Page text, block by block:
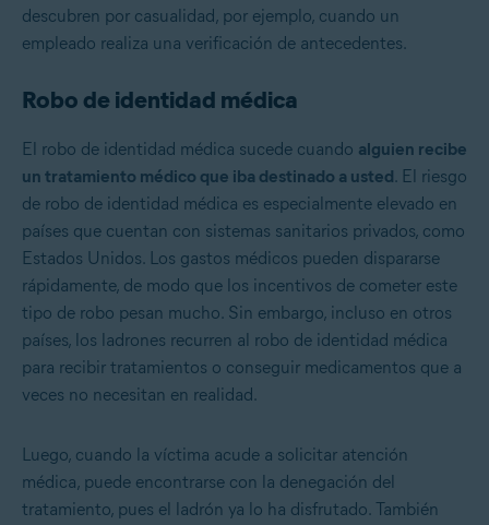
descubren por casualidad, por ejemplo, cuando un
empleado realiza una verificación de antecedentes.
Robo de identidad médica
El robo de identidad médica sucede cuando alguien recibe
un tratamiento médico que iba destinado a usted. El riesgo
de robo de identidad médica es especialmente elevado en
países que cuentan con sistemas sanitarios privados, como
Estados Unidos. Los gastos médicos pueden dispararse
rápidamente, de modo que los incentivos de cometer este
tipo de robo pesan mucho. Sin embargo, incluso en otros
países, los ladrones recurren al robo de identidad médica
para recibir tratamientos o conseguir medicamentos que a
veces no necesitan en realidad.
Luego, cuando la víctima acude a solicitar atención
médica, puede encontrarse con la denegación del
tratamiento, pues el ladrón ya lo ha disfrutado. También